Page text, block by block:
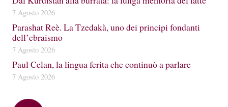
7 Agosto 2026
Parashat Reè. La Tzedakà, uno dei principi fondanti
dell’ebraismo
7 Agosto 2026
Paul Celan, la lingua ferita che continuò a parlare
7 Agosto 2026